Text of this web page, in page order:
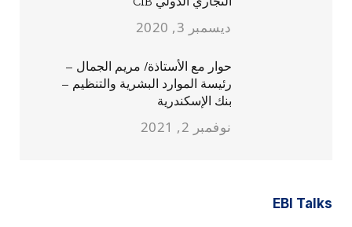
ديسمبر 3, 2020
حوار مع الأستاذة/ مريم الجمال –
رئيسة الموارد البشرية والتنظيم –
بنك الإسكندرية
نوفمبر 2, 2021
EBI Talks